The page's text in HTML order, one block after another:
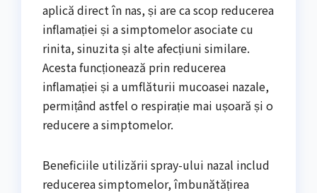
aplică direct în nas, și are ca scop reducerea
inflamației și a simptomelor asociate cu
rinita, sinuzita și alte afecțiuni similare.
Acesta funcționează prin reducerea
inflamației și a umflăturii mucoasei nazale,
permițând astfel o respirație mai ușoară și o
reducere a simptomelor.
Beneficiile utilizării spray-ului nazal includ
reducerea simptomelor, îmbunătățirea